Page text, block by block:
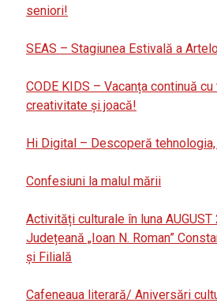
seniori!
SEAS – Stagiunea Estivală a
CODE KIDS – Vacanța continuă
creativitate și joacă!
Hi Digital – Descoperă
Confesiuni la malul mării
Activități culturale în luna
Județeană „Ioan N. Roman”
și Filială
Cafeneaua literară/ Aniversări